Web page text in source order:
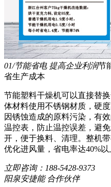
01/节能省电 提高企业利润节
省生产成本
节能塑料干燥机可以直接替
体材料使用不锈钢材质，硬
因锈蚀造成的原料污染，有
温控表，防止温控误差，避
开，便于换料、清理。整机
优化进风量，省电率达40%以
立即咨询： 188-5428-9373
阳泉安捷能 合作伙伴